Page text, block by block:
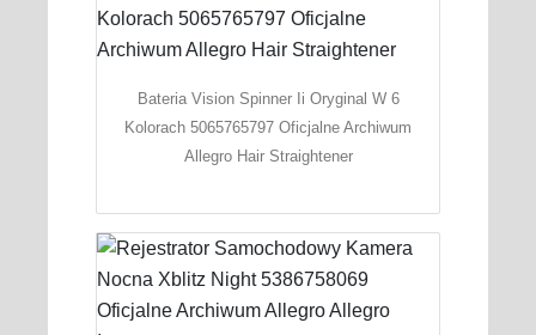
Bateria Vision Spinner Ii Oryginal W 6
Kolorach 5065765797 Oficjalne Archiwum
Allegro Hair Straightener